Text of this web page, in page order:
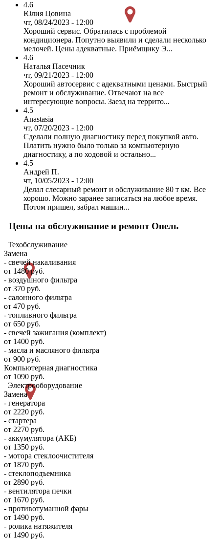
4.6
Юлия Цовина
чт, 08/24/2023 - 12:00
Хороший сервис. Обратилась с проблемой
кондиционера. Попутно выявили и сделали несколько
мелочей. Цены адекватные. Приёмщику Э...
4.6
Наталья Пасечник
чт, 09/21/2023 - 12:00
Хороший автосервис с адекватными ценами. Быстрый
ремонт и обслуживание. Отвечают на все
интересующие вопросы. Заезд на террито...
4.5
Anastasia
чт, 07/20/2023 - 12:00
Сделали полную диагностику перед покупкой авто.
Платить нужно было только за компьютерную
диагностику, а по ходовой и остально...
4.5
Андрей П.
чт, 10/05/2023 - 12:00
Делал слесарный ремонт и обслуживание 80 т км. Все
хорошо. Можно заранее записаться на любое время.
Потом пришел, забрал машин...
Цены на обслуживание и ремонт Опель
Техобслуживание
Замена
- свечей накаливания
от 1480 руб.
- воздушного фильтра
от 370 руб.
- салонного фильтра
от 470 руб.
- топливного фильтра
от 650 руб.
- свечей зажигания (комплект)
от 1400 руб.
- масла и масляного фильтра
от 900 руб.
Компьютерная диагностика
от 1090 руб.
Электрооборудование
Замена
- генератора
от 2220 руб.
- стартера
от 2270 руб.
- аккумулятора (АКБ)
от 1350 руб.
- мотора стеклоочистителя
от 1870 руб.
- стеклоподъемника
от 2890 руб.
- вентилятора печки
от 1670 руб.
- противотуманной фары
от 1490 руб.
- ролика натяжителя
от 1490 руб.